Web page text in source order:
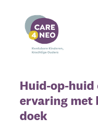
Huid-op-
ervaring met
doek